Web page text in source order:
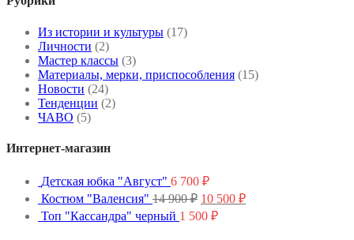
Из истории и культуры (17)
Личности (2)
Мастер классы (3)
Материалы, мерки, приспособления (15)
Новости (24)
Тенденции (2)
ЧАВО (5)
Интернет-магазин
Детская юбка "Август" 6 700 ₽
Костюм "Валенсия" 14 900₽ Первоначальная
цена
составляла
10 500 ₽Текущая
Топ "Кассандра" черный 1 500 ₽